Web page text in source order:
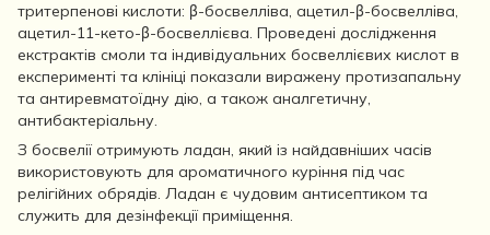
тритерпенові кислоти: β-босвелліва, ацетил-β-босвелліва,
ацетил-11-кето-β-босвеллієва. Проведені дослідження
екстрактів смоли та індивідуальних босвеллієвих кислот в
експерименті та клініці показали виражену протизапальну
та антиревматоїдну дію, а також аналгетичну,
антибактеріальну.
З босвелії отримують ладан, який із найдавніших часів
використовують для ароматичного куріння під час
релігійних обрядів. Ладан є чудовим антисептиком та
служить для дезінфекції приміщення.